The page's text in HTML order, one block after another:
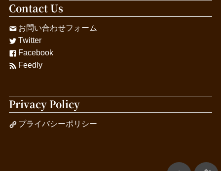
Contact Us
お問い合わせフォーム
Twitter
Facebook
Feedly
Privacy Policy
プライバシーポリシー